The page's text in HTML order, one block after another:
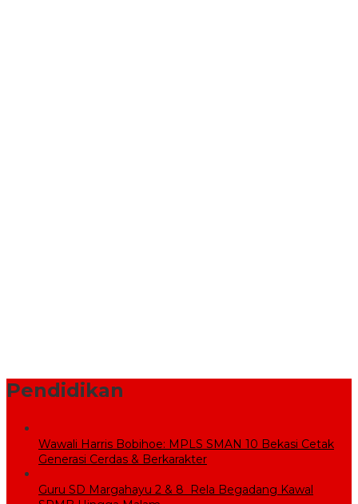
Pendidikan
Wawali Harris Bobihoe: MPLS SMAN 10 Bekasi Cetak
Generasi Cerdas & Berkarakter
Guru SD Margahayu 2 & 8 Rela Begadang Kawal